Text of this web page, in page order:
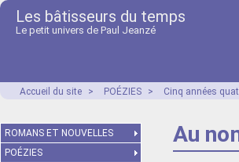
Les bâtisseurs du temps
Le petit univers de Paul Jeanzé
Accueil du site > POÉZIES > Cinq années
Au
ROMANS ET NOUVELLES
POÉZIES